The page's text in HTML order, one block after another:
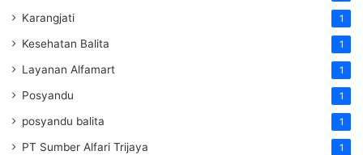
Karangjati 1
Kesehatan Balita 1
Layanan Alfamart 1
Posyandu 1
posyandu balita 1
PT Sumber Alfari Trijaya 1